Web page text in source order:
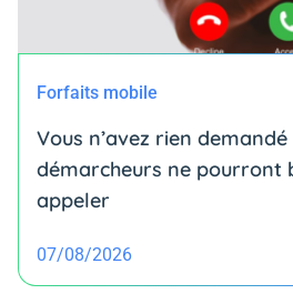
Forfaits mobile
Vous n’avez rien demandé
démarcheurs ne pourront
appeler
07/08/2026